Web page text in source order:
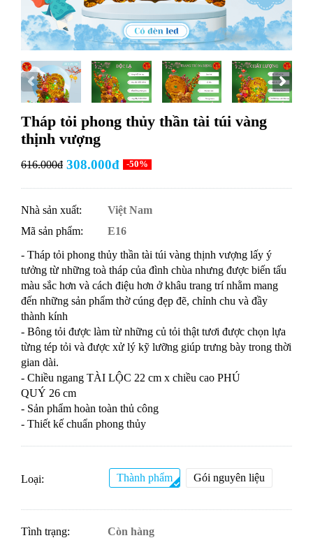
Tháp tỏi phong thủy thần tài túi vàng
thịnh vượng
616.000đ 308.000đ -50%
Nhà sản xuất:
Việt Nam
Mã sản phẩm:
E16
- Tháp tỏi phong thủy thần tài túi vàng thịnh vượng lấy ý
tưởng từ những toà tháp của đình chùa nhưng được biến tấu
màu sắc hơn và cách điệu hơn ở khâu trang trí nhằm mang
đến những sản phẩm thờ cúng đẹp đẽ, chỉnh chu và đầy
thành kính
- Bông tỏi được làm từ những củ tỏi thật tươi được chọn lựa
từng tép tỏi và được xử lý kỹ lưỡng giúp trưng bày trong thời
gian dài.
- Chiều ngang TÀI LỘC 22 cm x chiều cao PHÚ
QUÝ 26 cm
- Sản phẩm hoàn toàn thủ công
- Thiết kế chuẩn phong thủy
Loại: Thành phẩm Gói nguyên liệu
Tình trạng: Còn hàng